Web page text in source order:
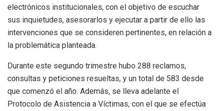
electrónicos institucionales, con el objetivo de escuchar
sus inquietudes, asesorarlos y ejecutar a partir de ello las
intervenciones que se consideren pertinentes, en relación a
la problemática planteada.
Durante este segundo trimestre hubo 288 reclamos,
consultas y peticiones resueltas, y un total de 583 desde
que comenzó el año. Además, se lleva adelante el
Protocolo de Asistencia a Víctimas, con el que se efectúa